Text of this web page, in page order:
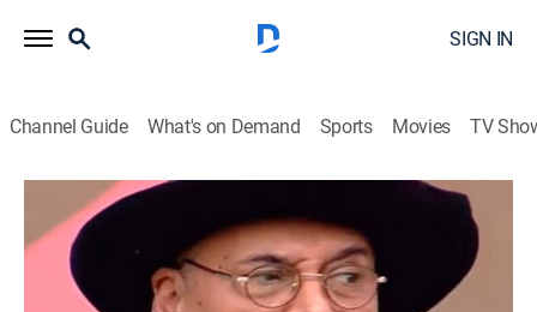
SIGN IN
Channel Guide What's on Demand Sports Movies TV
Al fondo hay sitio
S1 E123 | Al fondo hay sitio
Romance, Comedy drama|2009